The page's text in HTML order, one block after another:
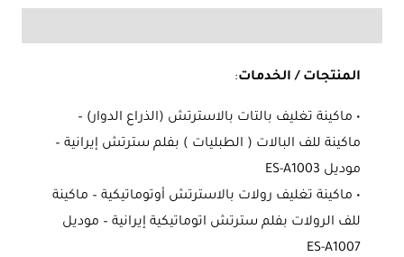
المنتجات / الخدمات:
• ماكينة تغليف بالتات بالاسترتش (الذراع الدوار) –
ماكينة للف البالات ( الطبليات ) بفلم سترتش إيرانية –
موديل ES-A1003
• ماكينة تغليف رولات بالاسترتش أوتوماتيكية – ماكينة
للف الرولات بفلم سترتش اتوماتيكية إيرانية – موديل
ES-A1007